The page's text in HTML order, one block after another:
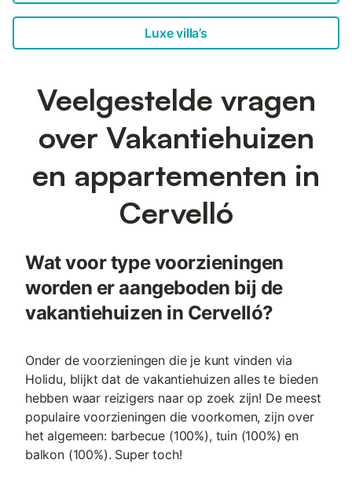
Luxe villa’s
Veelgestelde vragen
over Vakantiehuizen
en appartementen in
Cervelló
Wat voor type voorzieningen
worden er aangeboden bij de
vakantiehuizen in Cervelló?
Onder de voorzieningen die je kunt vinden via
Holidu, blijkt dat de vakantiehuizen alles te bieden
hebben waar reizigers naar op zoek zijn! De meest
populaire voorzieningen die voorkomen, zijn over
het algemeen: barbecue (100%), tuin (100%) en
balkon (100%). Super toch!